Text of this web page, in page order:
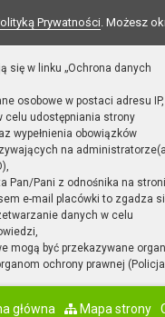
Prywatności. Możesz
się w linku „Ochrona danych
osobowe w postaci adresu
celu udostępniania strony
wypełnienia obowiązków
na
Pan/Pani z odnośnika na
e-mail placówki to zgadza
danych w celu
mogą być przekazywane
ochrony prawnej
główna Mapa strony